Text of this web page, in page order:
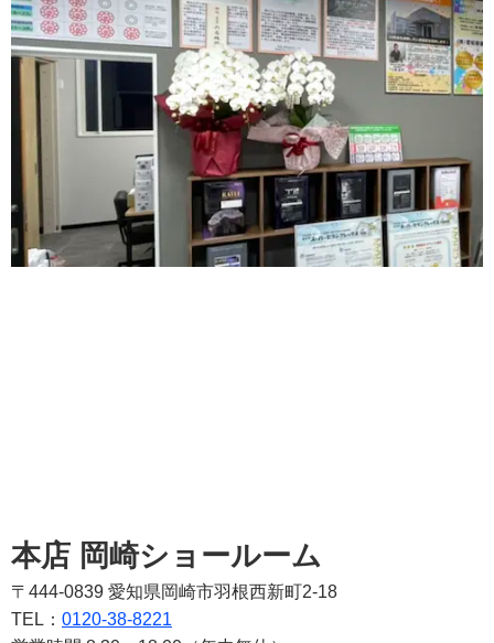
本店 岡崎ショールーム
〒444-0839 愛知県岡崎市羽根西新町2-18
TEL： 0120-38-8221